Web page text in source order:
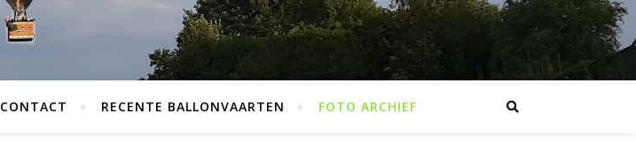
CONTACT RECENTE BALLONVAARTEN FOTO ARCHIEF